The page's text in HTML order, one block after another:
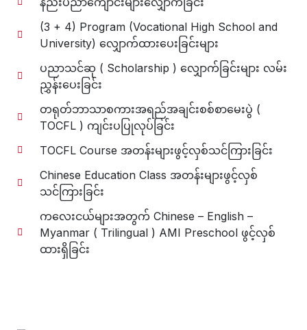
(3 + 4) Program (Vocational High School and
University) လျှောက်ထားပေးခြင်းများ
ပညာသင်ဆု ( Scholarship ) လျှောက်ခြင်းများ လမ်း
ညွှန်းပေးခြင်း
တရုတ်ဘာသာစကားအရည်အချင်းစစ်စာမေးပွဲ (
TOCFL ) ကျင်းပပြုလုပ်ခြင်း
TOCFL Course အတန်းများဖွင့်လှစ်သင်ကြားခြင်း
Chinese Education Class အတန်းများဖွင့်လှစ်
သင်ကြားခြင်း
ကလေးငယ်များအတွက် Chinese – English –
Myanmar ( Trilingual ) AMI Preschool ဖွင့်လှစ်
ထားရှိခြင်း